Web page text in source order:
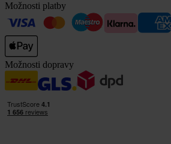
Možnosti platby
Možnosti dopravy